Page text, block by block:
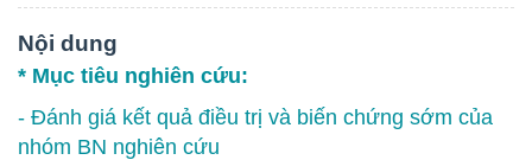
Nội dung
* Mục tiêu nghiên cứu:
- Đánh giá kết quả điều trị và biến chứng sớm của
nhóm BN nghiên cứu